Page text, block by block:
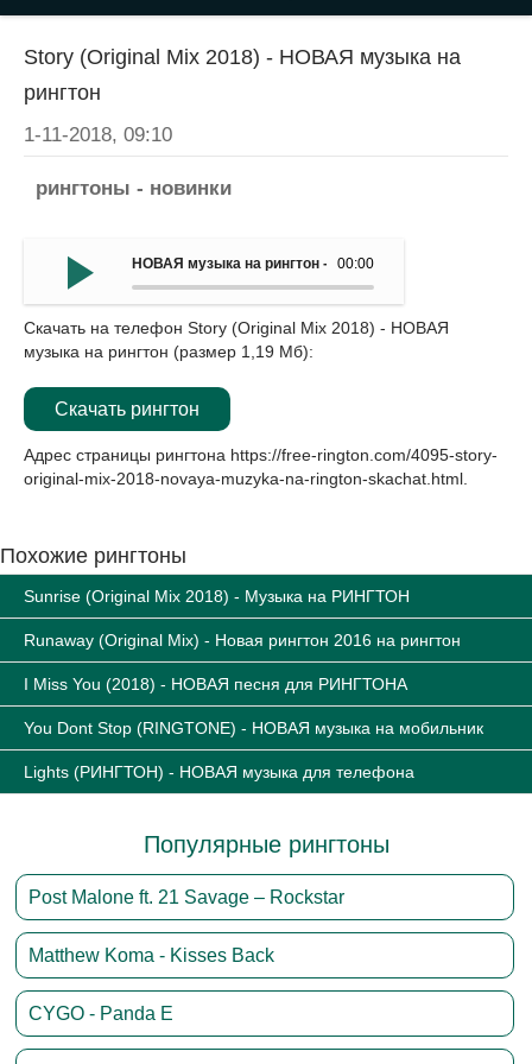
Story (Original Mix 2018) - НОВАЯ музыка на
рингтон
1-11-2018, 09:10
рингтоны - новинки
00:00
НОВАЯ музыка на рингтон - Story (Original Mix 2018)
Скачать на телефон Story (Original Mix 2018) - НОВАЯ
музыка на рингтон (размер 1,19 Мб):
Скачать рингтон
Адрес страницы рингтона https://free-rington.com/4095-story-
original-mix-2018-novaya-muzyka-na-rington-skachat.html
Похожие рингтоны
Sunrise (Original Mix 2018) - Музыка на РИНГТОН
Runaway (Original Mix) - Новая рингтон 2016 на рингтон
I Miss You (2018) - НОВАЯ песня для РИНГТОНА
You Dont Stop (RINGTONE) - НОВАЯ музыка на мобильник
Lights (РИНГТОН) - НОВАЯ музыка для телефона
Популярные рингтоны
Post Malone ft. 21 Savage – Rockstar
Matthew Koma - Kisses Back
CYGO - Panda E